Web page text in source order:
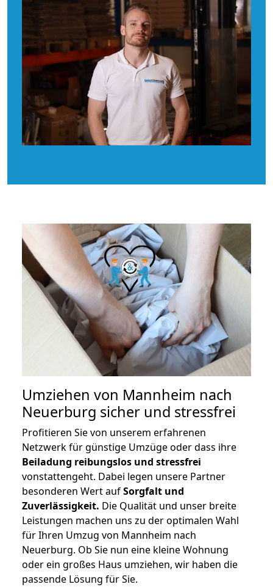
Umziehen von Mannheim nach
Neuerburg sicher und stressfrei
Profitieren Sie von unserem erfahrenen
Netzwerk für günstige Umzüge oder dass ihre
Beiladung reibungslos und stressfrei
vonstattengeht. Dabei legen unsere Partner
besonderen Wert aufSorgfalt und
Zuverlässigkeit. Die Qualität und unser breite
Leistungen machen uns zu der optimalen Wahl
für Ihren Umzug von Mannheim nach
Neuerburg. Ob Sie nun eine kleine Wohnung
oder ein großes Haus umziehen, wir haben die
passende Lösung für Sie.